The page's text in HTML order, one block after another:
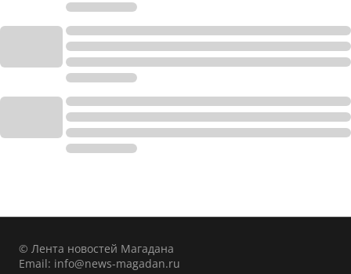
© Лента новостей Магадана
Email: info@news-magadan.ru